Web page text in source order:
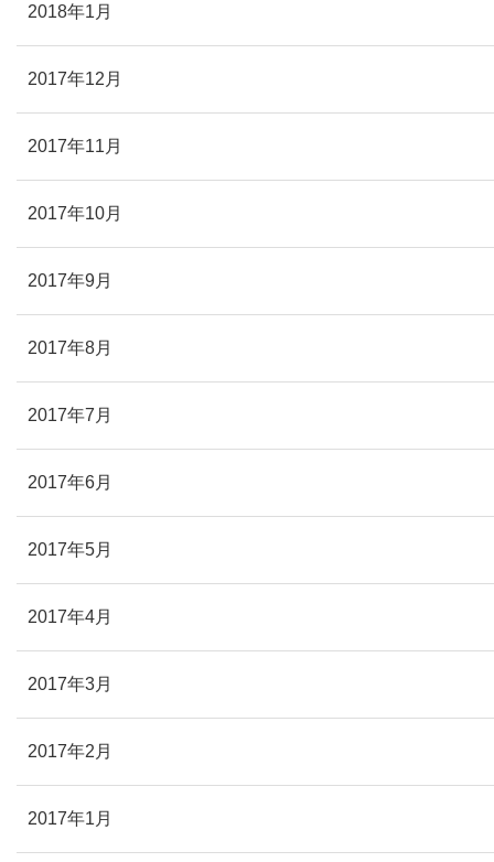
2018年1月
2017年12月
2017年11月
2017年10月
2017年9月
2017年8月
2017年7月
2017年6月
2017年5月
2017年4月
2017年3月
2017年2月
2017年1月